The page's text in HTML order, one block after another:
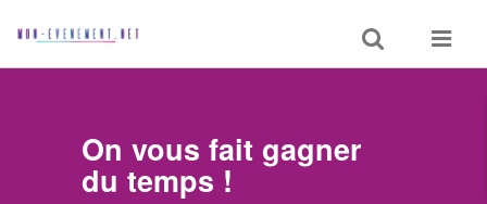
Toggle
search
Toggle
On vous fait gagner
du temps !